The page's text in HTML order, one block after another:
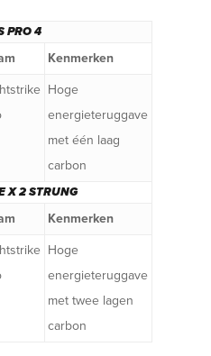
PRO 4
Kenmerken
Hoge
energieteruggave
met één laag
carbon
X 2 STRUNG
Kenmerken
Hoge
energieteruggave
met twee lagen
carbon